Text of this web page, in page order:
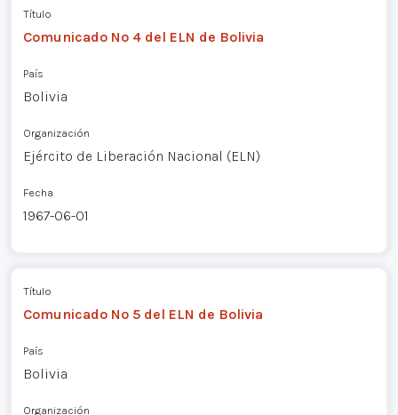
Título
Comunicado Nº 4 del ELN de Bolivia
País
Bolivia
Organización
Ejército de Liberación Nacional (ELN)
Fecha
1967-06-01
Título
Comunicado Nº 5 del ELN de Bolivia
País
Bolivia
Organización